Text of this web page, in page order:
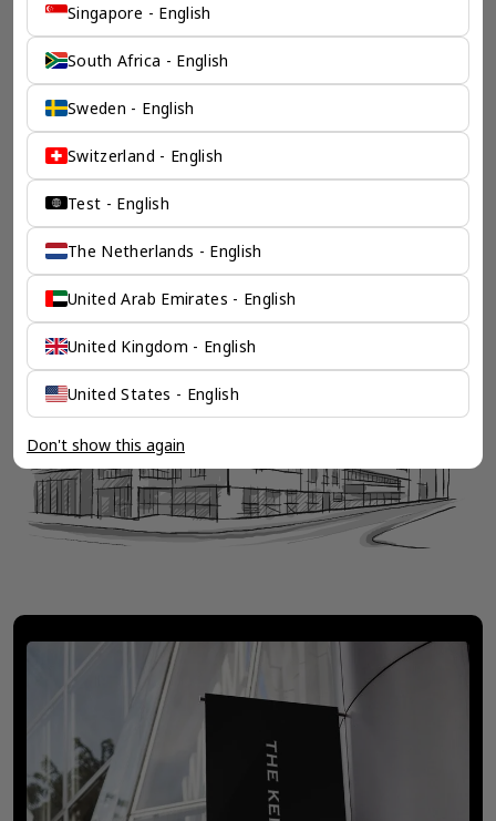
一个全服务咨询公司为您
保驾护航
奕资环球是您值得信赖的海外合作伙伴。我们是香港伦敦奕资
咨询有限公司的零售咨询部门，这是一家总部位于香港的全球
咨询机构，接触世界50个市场，约占全球GDP的72%。
凭借其战略优势，我们可以将客户与全球市场的机遇联系起
来，并为21个行业的客户提供服务。
了解香港伦敦奕资咨询有限公司 >
Singapore - English
South Africa - English
Sweden - English
Switzerland - English
Test - English
The Netherlands - English
United Arab Emirates - English
United Kingdom - English
United States - English
Don't show this again